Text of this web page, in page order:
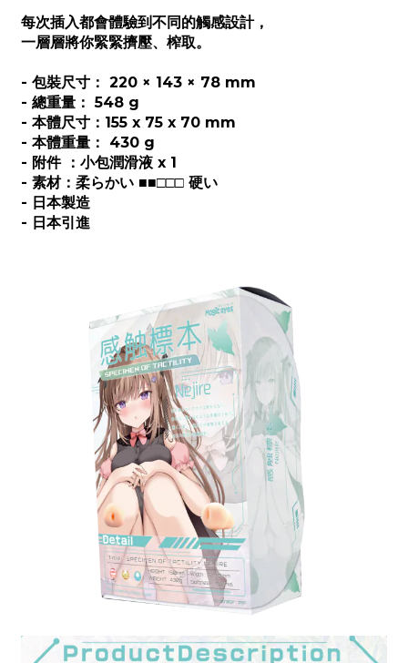
每次插入都會體驗到不同的觸感設計，
一層層將你緊緊擠壓、榨取。
- 包裝尺寸： 220 × 143 × 78 mm
- 總重量： 548 g
- 本體尺寸：155 x 75 x 70 mm
- 本體重量： 430 g
- 附件 ：小包潤滑液 x 1
- 素材：柔らかい ■■□□□ 硬い
- 日本製造
- 日本引進